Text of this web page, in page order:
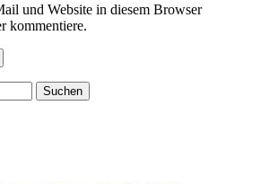
und Website in diesem Browser
kommentiere.